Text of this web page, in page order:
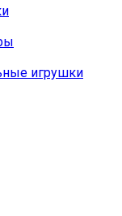
игрушки